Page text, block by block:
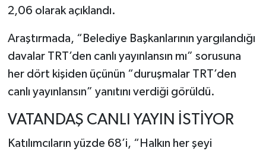
2,06 olarak açıklandı.
Araştırmada, “Belediye Başkanlarının yargılandığı
davalar TRT’den canlı yayınlansın mı” sorusuna
her dört kişiden üçünün “duruşmalar TRT’den
canlı yayınlansın” yanıtını verdiği görüldü.
VATANDAŞ CANLI YAYIN İSTİYOR
Katılımcıların yüzde 68’i, “Halkın her şeyi